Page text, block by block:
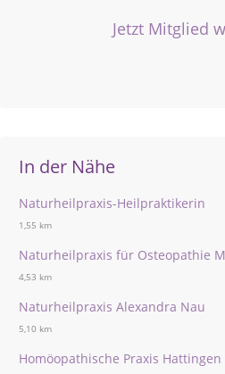
Jetzt Mitglied
In der Nähe
Naturheilpraxis-Heilpraktikerin
1,55 km
Naturheilpraxis für Osteopathie
4,53 km
Naturheilpraxis Alexandra Nau
5,10 km
Homöopathische Praxis Hattingen